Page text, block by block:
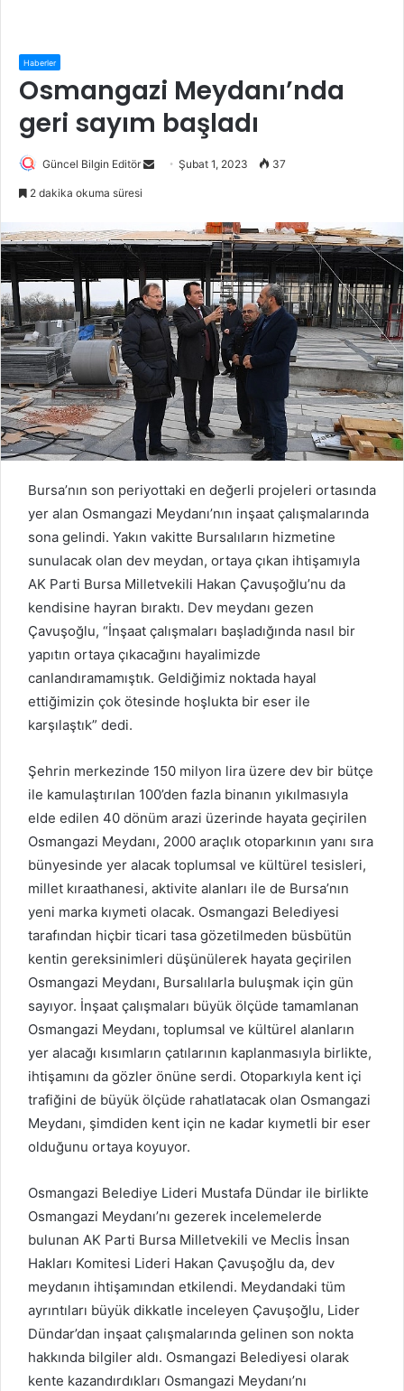
Haberler
Osmangazi Meydanı’nda
geri sayım başladı
Güncel Bilgin Editör
d
a
n
e
m
a
Şubat 1, 2023 37
2 dakika okuma süresi
Bursa’nın son periyottaki en değerli projeleri ortasında
yer alan Osmangazi Meydanı’nın inşaat çalışmalarında
sona gelindi. Yakın vakitte Bursalıların hizmetine
sunulacak olan dev meydan, ortaya çıkan ihtişamıyla
AK Parti Bursa Milletvekili Hakan Çavuşoğlu’nu da
kendisine hayran bıraktı. Dev meydanı gezen
Çavuşoğlu, “İnşaat çalışmaları başladığında nasıl bir
yapıtın ortaya çıkacağını hayalimizde
canlandıramamıştık. Geldiğimiz noktada hayal
ettiğimizin çok ötesinde hoşlukta bir eser ile
karşılaştık” dedi.
Şehrin merkezinde 150 milyon lira üzere dev bir bütçe
ile kamulaştırılan 100’den fazla binanın yıkılmasıyla
elde edilen 40 dönüm arazi üzerinde hayata geçirilen
Osmangazi Meydanı, 2000 araçlık otoparkının yanı sıra
bünyesinde yer alacak toplumsal ve kültürel tesisleri,
millet kıraathanesi, aktivite alanları ile de Bursa’nın
yeni marka kıymeti olacak. Osmangazi Belediyesi
tarafından hiçbir ticari tasa gözetilmeden büsbütün
kentin gereksinimleri düşünülerek hayata geçirilen
Osmangazi Meydanı, Bursalılarla buluşmak için gün
sayıyor. İnşaat çalışmaları büyük ölçüde tamamlanan
Osmangazi Meydanı, toplumsal ve kültürel alanların
yer alacağı kısımların çatılarının kaplanmasıyla birlikte,
ihtişamını da gözler önüne serdi. Otoparkıyla kent içi
trafiğini de büyük ölçüde rahatlatacak olan Osmangazi
Meydanı, şimdiden kent için ne kadar kıymetli bir eser
olduğunu ortaya koyuyor.
Osmangazi Belediye Lideri Mustafa Dündar ile birlikte
Osmangazi Meydanı’nı gezerek incelemelerde
bulunan AK Parti Bursa Milletvekili ve Meclis İnsan
Hakları Komitesi Lideri Hakan Çavuşoğlu da, dev
meydanın ihtişamından etkilendi. Meydandaki tüm
ayrıntıları büyük dikkatle inceleyen Çavuşoğlu, Lider
Dündar’dan inşaat çalışmalarında gelinen son nokta
hakkında bilgiler aldı. Osmangazi Belediyesi olarak
kente kazandırdıkları Osmangazi Meydanı’nı